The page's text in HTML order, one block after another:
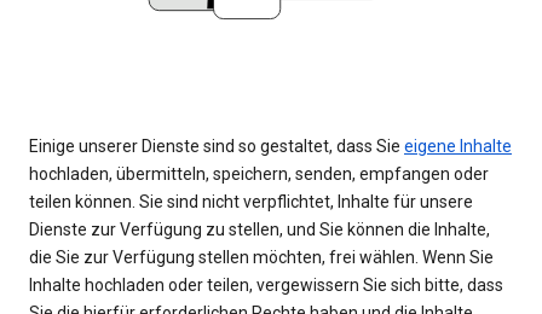
Einige unserer Dienste sind so gestaltet, dass Sie eigene Inhalte
hochladen, übermitteln, speichern, senden, empfangen oder
teilen können. Sie sind nicht verpflichtet, Inhalte für unsere
Dienste zur Verfügung zu stellen, und Sie können die Inhalte,
die Sie zur Verfügung stellen möchten, frei wählen. Wenn Sie
Inhalte hochladen oder teilen, vergewissern Sie sich bitte, dass